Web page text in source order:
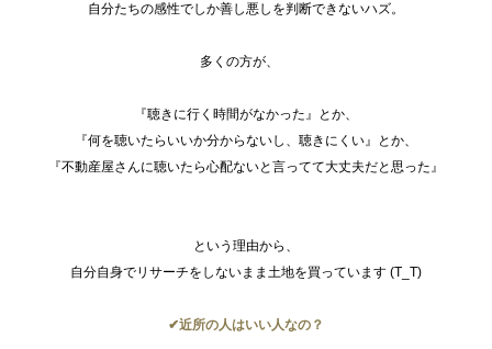
自分たちの感性でしか善し悪しを判断できないハズ。
多くの方が、
『聴きに行く時間がなかった』とか、
『何を聴いたらいいか分からないし、聴きにくい』とか、
『不動産屋さんに聴いたら心配ないと言ってて大丈夫だと思った』
という理由から、
自分自身でリサーチをしないまま土地を買っています (T_T)
✔近所の人はいい人なの？